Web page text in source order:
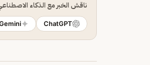
ناقش الخبر مع الذكاء
ChatGPT